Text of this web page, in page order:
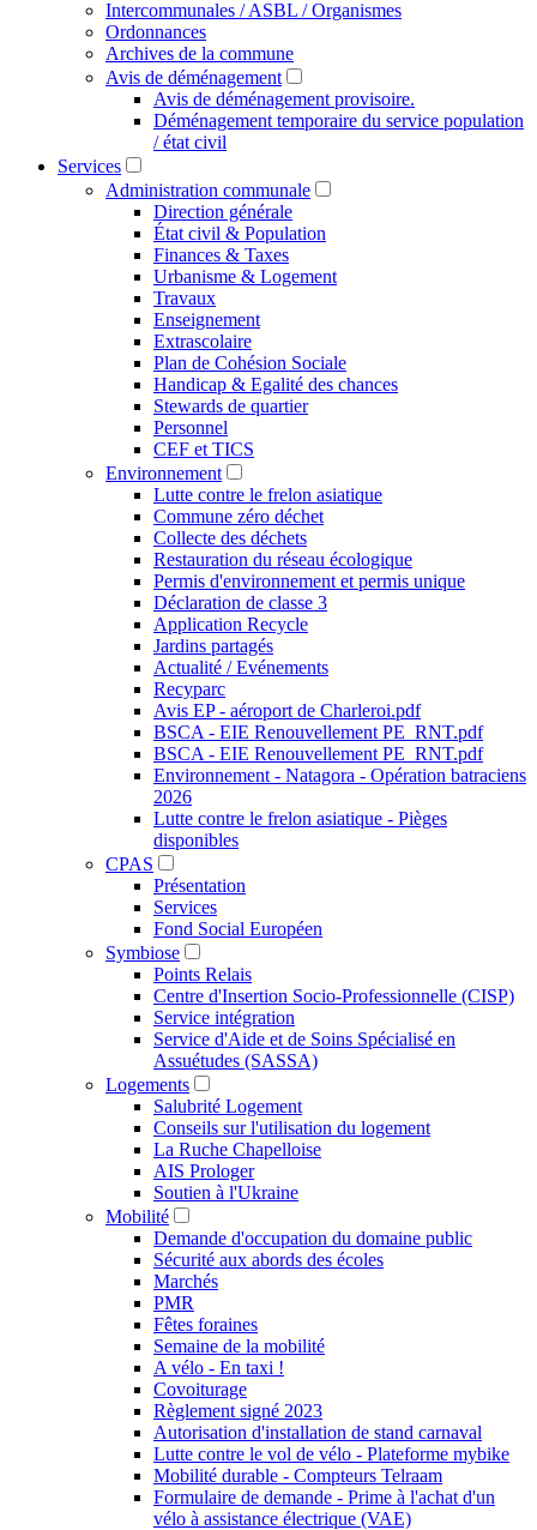
Intercommunales / ASBL / Organismes
Ordonnances
Archives de la commune
Avis de déménagement
Avis de déménagement provisoire.
Déménagement temporaire du service population
/ état civil
Services
Administration communale
Direction générale
État civil & Population
Finances & Taxes
Urbanisme & Logement
Travaux
Enseignement
Extrascolaire
Plan de Cohésion Sociale
Handicap & Egalité des chances
Stewards de quartier
Personnel
CEF et TICS
Environnement
Lutte contre le frelon asiatique
Commune zéro déchet
Collecte des déchets
Restauration du réseau écologique
Permis d'environnement et permis unique
Déclaration de classe 3
Application Recycle
Jardins partagés
Actualité / Evénements
Recyparc
Avis EP - aéroport de Charleroi.pdf
BSCA - EIE Renouvellement PE_RNT.pdf
BSCA - EIE Renouvellement PE_RNT.pdf
Environnement - Natagora - Opération batraciens
2026
Lutte contre le frelon asiatique - Pièges
disponibles
CPAS
Présentation
Services
Fond Social Européen
Symbiose
Points Relais
Centre d'Insertion Socio-Professionnelle (CISP)
Service intégration
Service d'Aide et de Soins Spécialisé en
Assuétudes (SASSA)
Logements
Salubrité Logement
Conseils sur l'utilisation du logement
La Ruche Chapelloise
AIS Prologer
Soutien à l'Ukraine
Mobilité
Demande d'occupation du domaine public
Sécurité aux abords des écoles
Marchés
PMR
Fêtes foraines
Semaine de la mobilité
A vélo - En taxi !
Covoiturage
Règlement signé 2023
Autorisation d'installation de stand carnaval
Lutte contre le vol de vélo - Plateforme mybike
Mobilité durable - Compteurs Telraam
Formulaire de demande - Prime à l'achat d'un
vélo à assistance électrique (VAE)